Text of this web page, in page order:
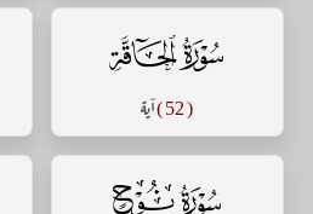
سورة الحاقة
( 52 ) آية
سورة نوح